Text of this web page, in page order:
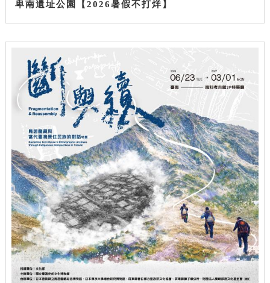
卑南遺址公園【2026暑假不打烊】